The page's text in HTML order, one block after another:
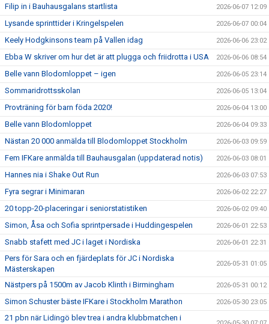
Filip in i Bauhausgalans startlista 2026-06-07 12:09
Lysande sprinttider i Kringelspelen 2026-06-07 00:04
Keely Hodgkinsons team på Vallen idag 2026-06-06 23:02
Ebba W skriver om hur det är att plugga och friidrotta i USA 2026-06-06 08:54
Belle vann Blodomloppet – igen 2026-06-05 23:14
Sommaridrottsskolan 2026-06-05 13:04
Provträning för barn föda 2020! 2026-06-04 13:00
Belle vann Blodomloppet 2026-06-04 09:33
Nästan 20 000 anmälda till Blodomloppet Stockholm 2026-06-03 09:59
Fem IFKare anmälda till Bauhausgalan (uppdaterad notis) 2026-06-03 08:01
Hannes nia i Shake Out Run 2026-06-03 07:53
Fyra segrar i Minimaran 2026-06-02 22:27
20 topp-20-placeringar i seniorstatistiken 2026-06-02 09:40
Simon, Åsa och Sofia sprintpersade i Huddingespelen 2026-06-01 22:53
Snabb stafett med JC i laget i Nordiska 2026-06-01 22:31
Pers för Sara och en fjärdeplats för JC i Nordiska
Mästerskapen
2026-05-31 01:05
Nästpers på 1500m av Jacob Klinth i Birmingham 2026-05-31 00:12
Simon Schuster bäste IFKare i Stockholm Marathon 2026-05-30 23:05
21 pbn när Lidingö blev trea i andra klubbmatchen i